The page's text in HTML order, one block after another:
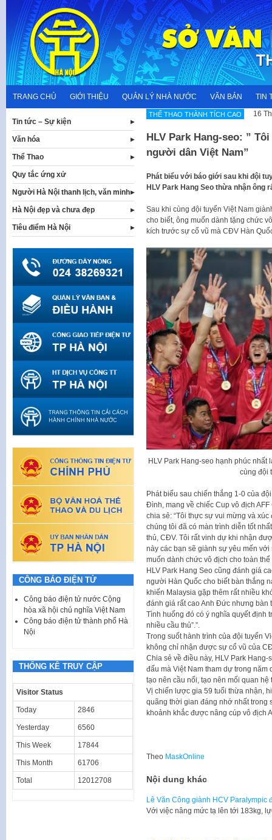
content
TRANG CHỦ GIỚI THIỆU QUẢN LÝ NHÀ NƯỚC VĂN BẢN TIN
THẾ THAO THÀNH TÍCH CAO 16
HLV Park Hang-seo: ”
người dân Việt Nam”
Phát biểu với báo giới sau khi đội
HLV Park Hang Seo thừa nhận ông
Sau khi cùng đội tuyển Việt Nam
cho biết, ông muốn dành tặng chức
kích trước sự cổ vũ mà CĐV Hàn
HLV Park Hang-seo hạnh phúc
cùng đội
Phát biểu sau chiến thắng 1-0 của
Đình, mang về chiếc Cup vô địch
chia sẻ: “Tôi thực sự vui mừng và
chúng tôi đã có màn trình diễn tốt
thủ, CĐV. Tôi rất vinh dự khi nhận
này các bạn sẽ giành sự yêu mến
muốn dành chức vô địch cho toàn
HLV Park Hang Seo cũng đánh giá
người Hàn Quốc cho biết bàn thắng
khiến Malaysia gặp thêm rất nhiều
đánh giá rất cao Anh Đức nhưng bàn
Tình huống đó có ý nghĩa quyết định
nhiều cầu thủ”.”.
Trong suốt hành trình của đội tuyển
không chỉ nhận được sự cổ vũ của
Chia sẻ về điều này, HLV Park Hang-
đấu mà Việt Nam tham dự trong năm
tạo nên cầu nối, tạo nên mối quan hệ
Vị chiến lược gia 59 tuổi thừa nhận,
quãng thời gian đáng nhớ nhất trong
khoảnh khắc được nâng cúp vô địch
Theo MaskOnline
Nội dung khác
Lê Văn Công giành HCV Paralympic
Với việc nâng mức tạ lên tới 183kg,
Tin tức – Sự kiện
Văn hóa
Thể Thao
Quy tắc ứng xử
Người Hà Nội thanh lịch, văn minh
Hà Nội đẹp và chưa đẹp
Tiêu điểm Hà Nội
CÔNG BÁO ĐIỆN TỬ
Công báo điện tử nước Cộng
hòa xã hội chủ nghĩa Việt Nam
Công báo điện tử thành phố Hà
Nội
THỐNG KÊ TRUY CẬP
Visitor Status
Today 2846
Yesterday 6560
This Week 17844
This Month 61706
Total 12012708